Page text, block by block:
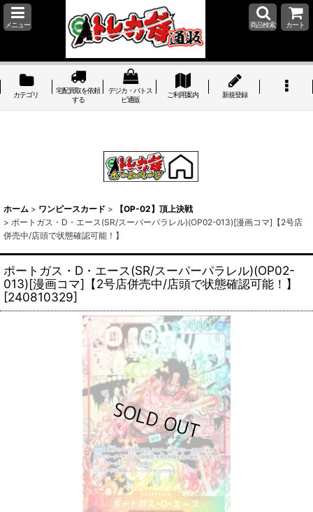
メニュー 商品検索 カート
カテゴリ
宅配買取を依頼
する
デジカ・バトス
ピ通販
ご利用案内 新規登録
ホーム > ワンピースカード >
【OP-02】頂上決戦
> ポートガス・D・エース(SR/スーパーパラレル)(OP02-013)[漫画コマ]【2号店
併売中/店頭で状態確認可能！】
ポートガス・D・エース(SR/スーパーパラレル)(OP02-
013)[漫画コマ]【2号店併売中/店頭で状態確認可能！】
[240810329]